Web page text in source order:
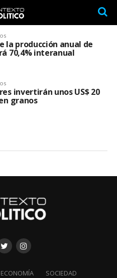
la producción anual de
70,4% interanual
invertirán unos US$ 20
granos
ECONOMÍA SOCIEDAD